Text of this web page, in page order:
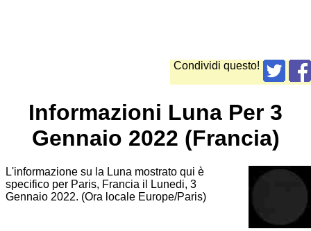
Condividi questo!
Informazioni Luna Per 3
Gennaio 2022 (Francia)
L'informazione su la Luna mostrato qui è
specifico per Paris, Francia il Lunedi, 3
Gennaio 2022. (Ora locale Europe/Paris)